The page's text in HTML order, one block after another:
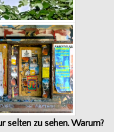
sel­ten zu sehen. Warum?